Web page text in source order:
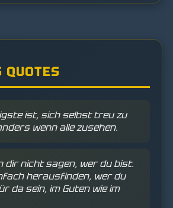
QUOTES
ist, sich selbst treu zu
wenn alle zusehen.
dir nicht sagen, wer du bist.
herausfinden, wer du
da sein, im Guten wie im